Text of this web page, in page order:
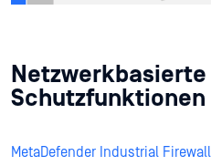
Netzwerkbasierte
Schutzfunktionen
MetaDefender Industrial Firewall